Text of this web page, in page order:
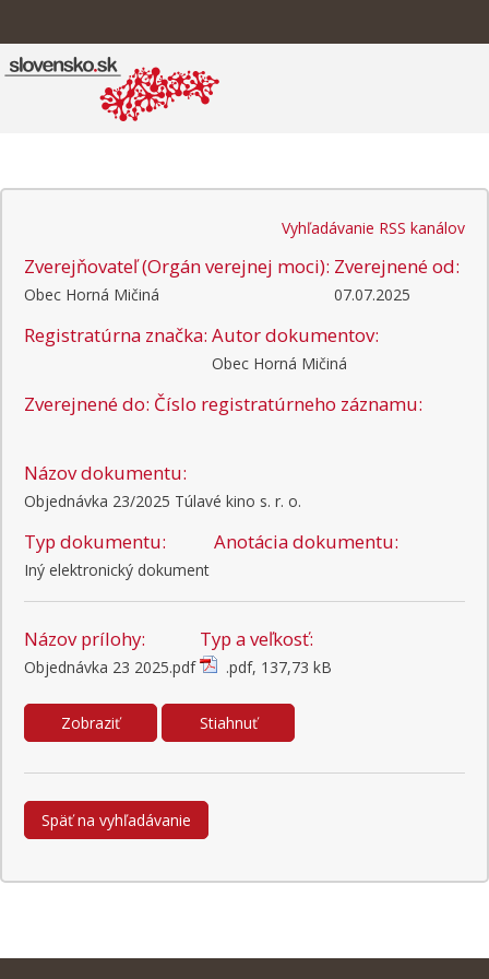
Vyhľadávanie RSS kanálov
Zverejňovateľ (Orgán verejnej moci):
Obec Horná Mičiná
Zverejnené od:
07.07.2025
Registratúrna značka: Autor dokumentov:
Obec Horná Mičiná
Zverejnené do: Číslo registratúrneho záznamu:
Názov dokumentu:
Objednávka 23/2025 Túlavé kino s. r. o.
Typ dokumentu:
Iný elektronický dokument
Anotácia dokumentu:
Názov prílohy:
Objednávka 23 2025.pdf
Typ a veľkosť:
.pdf, 137,73 kB
Zobraziť Stiahnuť
Späť na vyhľadávanie